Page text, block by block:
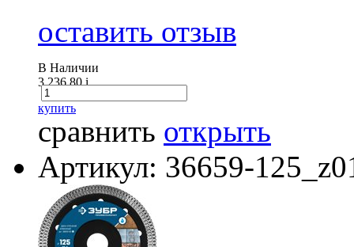
оставить отзыв
В Наличии
3 236.80i
купить
сравнить открыть
Артикул: 36659-